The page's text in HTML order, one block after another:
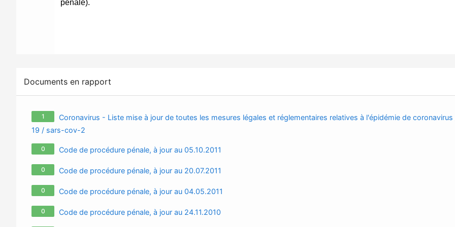
Documents en rapport
1
Coronavirus - Liste mise à jour de toutes les mesures légales et réglementaires relatives à l'épidémie de
19 / sars-cov-2
0 Code de procédure pénale, à jour au 05.10.2011
0 Code de procédure pénale, à jour au 20.07.2011
0 Code de procédure pénale, à jour au 04.05.2011
0 Code de procédure pénale, à jour au 24.11.2010